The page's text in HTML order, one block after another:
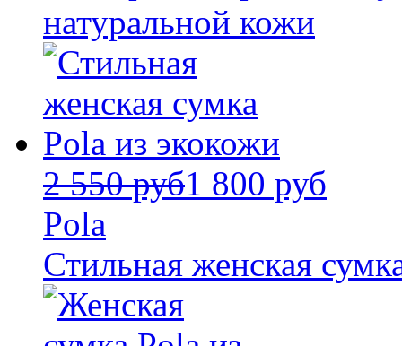
натуральной кожи
2 550 руб1 800 руб
Pola
Стильная женская